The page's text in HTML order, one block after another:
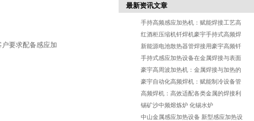
要求配备感应加
最新资讯文章
手持高频感应加热机：赋能焊接工艺高
效革新
红酒柜压缩机钎焊机豪宇手持式高频焊
机
新能源电池散热器管焊接用豪宇高频钎
焊机
手持式感应加热设备在金属焊接与表面
热处理的应用效果
豪宇高周波加热机：金属焊接与加热的
高效核心
豪宇自动化高频焊机：赋能制冷设备管
件焊接，筑牢品质与效率双防
高频焊机：高效适配各类金属的焊接利
器
锡矿沙中频熔炼炉 化锡水炉
中山金属感应加热设备 新型感应加热设